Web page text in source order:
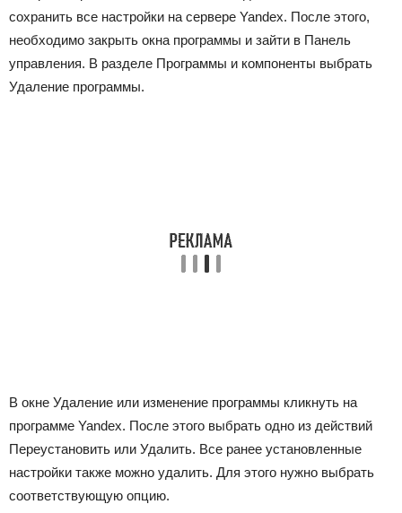
сохранить все настройки на сервере Yandex. После этого,
необходимо закрыть окна программы и зайти в Панель
управления. В разделе Программы и компоненты выбрать
Удаление программы.
В окне Удаление или изменение программы кликнуть на
программе Yandex. После этого выбрать одно из действий
Переустановить или Удалить. Все ранее установленные
настройки также можно удалить. Для этого нужно выбрать
соответствующую опцию.